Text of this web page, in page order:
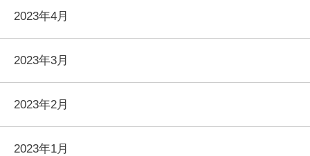
2023年4月
2023年3月
2023年2月
2023年1月